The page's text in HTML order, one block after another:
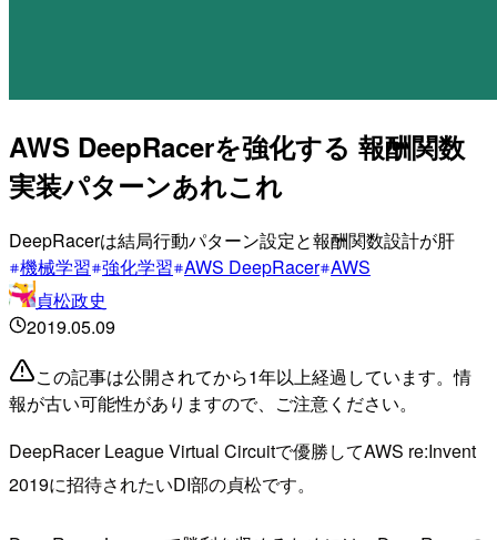
AWS DeepRacerを強化する 報酬関数
実装パターンあれこれ
DeepRacerは結局行動パターン設定と報酬関数設計が肝
機械学習 強化学習 AWS DeepRacer AWS
貞松政史
2019.05.09
この記事は公開されてから1年以上経過しています。情
報が古い可能性がありますので、ご注意ください。
DeepRacer League Virtual Circuitで優勝してAWS re:Invent
2019に招待されたいDI部の貞松です。